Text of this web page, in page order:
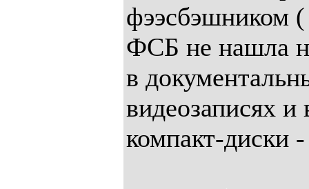
фээсбэшником
ФСБ не нашла
в
видеозаписях и
компакт-диски